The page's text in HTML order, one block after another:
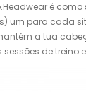
é
um para cada
a tua
de treino